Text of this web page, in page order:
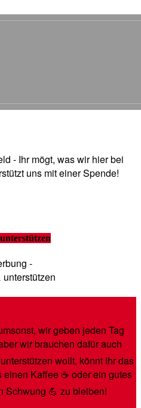
- Ihr mögt, was wir hier bei
uns mit einer Spende!
-
wir geben jeden Tag
wir brauchen dafür auch
wollt, könnt Ihr das
Kaffee ☕️ oder ein gutes
Schwung 💪 zu bleiben!